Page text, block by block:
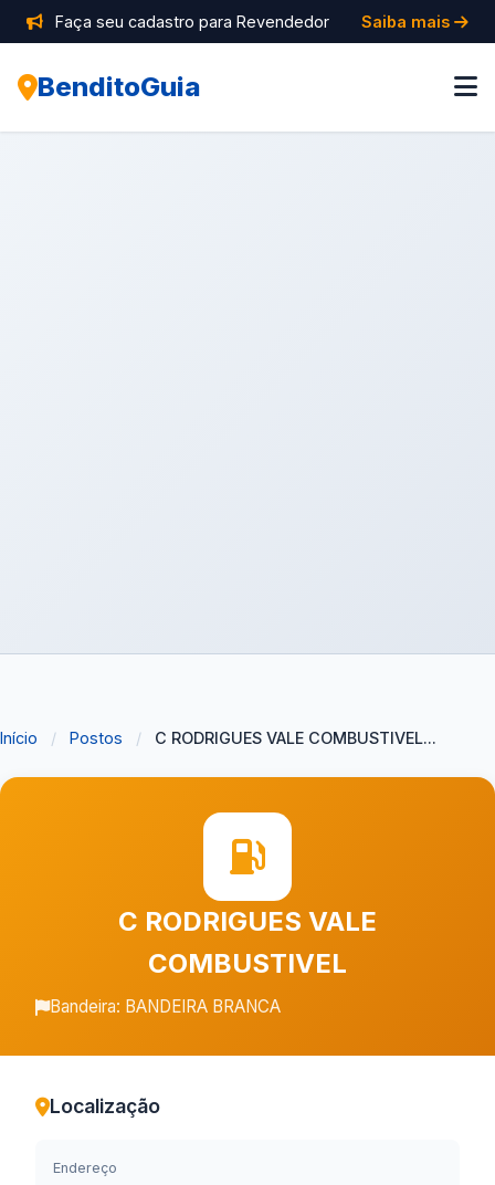
Faça seu cadastro para Revendedor Saiba mais
BenditoGuia
Início / Postos / C RODRIGUES VALE COMBUSTIVEL...
C RODRIGUES VALE
COMBUSTIVEL
Bandeira: BANDEIRA BRANCA
Localização
Endereço